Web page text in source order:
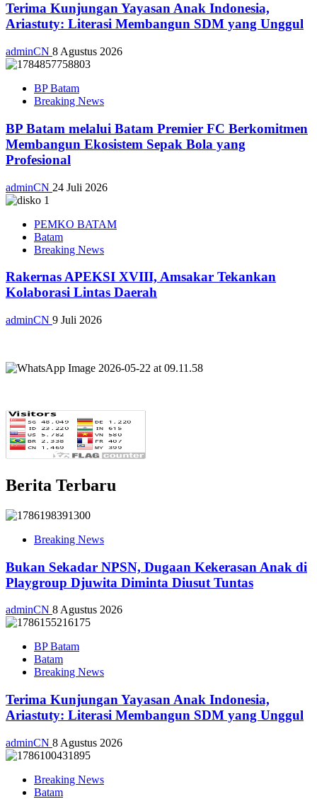
Terima Kunjungan Yayasan Anak Indonesia,
Ariastuty: Literasi Membangun SDM yang Unggul
adminCN 8 Agustus 2026
BP Batam
Breaking News
BP Batam melalui Batam Premier FC Berkomitmen
Membangun Ekosistem Sepak Bola yang
Profesional
adminCN 24 Juli 2026
PEMKO BATAM
Batam
Breaking News
Rakernas APEKSI XVIII, Amsakar Tekankan
Kolaborasi Lintas Daerah
adminCN 9 Juli 2026
Berita Terbaru
Breaking News
Bukan Sekadar NPSN, Dugaan Kekerasan Anak di
Playgroup Djuwita Diminta Diusut Tuntas
adminCN 8 Agustus 2026
BP Batam
Batam
Breaking News
Terima Kunjungan Yayasan Anak Indonesia,
Ariastuty: Literasi Membangun SDM yang Unggul
adminCN 8 Agustus 2026
Breaking News
Batam